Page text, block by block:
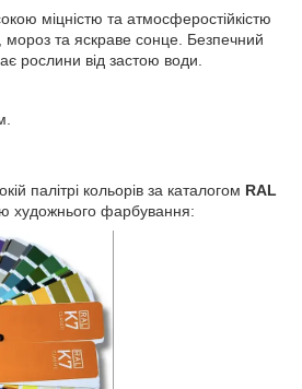
міцністю та атмосферостійкістю
та яскраве сонце. Безпечний
рослини від застою води.
палітрі кольорів за каталогом RAL
художнього фарбування: